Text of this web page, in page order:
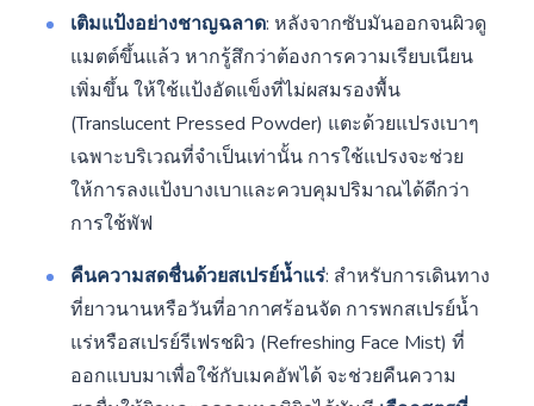
เติมแป้งอย่างชาญฉลาด: หลังจากซับมันออกจนผิวดู
แมตต์ขึ้นแล้ว หากรู้สึกว่าต้องการความเรียบเนียน
เพิ่มขึ้น ให้ใช้แป้งอัดแข็งที่ไม่ผสมรองพื้น
(Translucent Pressed Powder) แตะด้วยแปรงเบาๆ
เฉพาะบริเวณที่จำเป็นเท่านั้น การใช้แปรงจะช่วย
ให้การลงแป้งบางเบาและควบคุมปริมาณได้ดีกว่า
การใช้พัฟ
คืนความสดชื่นด้วยสเปรย์น้ำแร่: สำหรับการเดินทาง
ที่ยาวนานหรือวันที่อากาศร้อนจัด การพกสเปรย์น้ำ
แร่หรือสเปรย์รีเฟรชผิว (Refreshing Face Mist) ที่
ออกแบบมาเพื่อใช้กับเมคอัพได้ จะช่วยคืนความ